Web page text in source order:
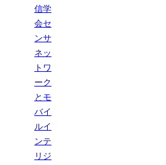
信学
会セ
ンサ
ネッ
トワ
ーク
とモ
バイ
ルイ
ンテ
リジ